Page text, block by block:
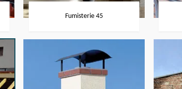
Fumisterie 45